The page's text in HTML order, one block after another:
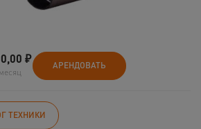
₽ АРЕНДОВАТЬ
ТЕХНИКИ